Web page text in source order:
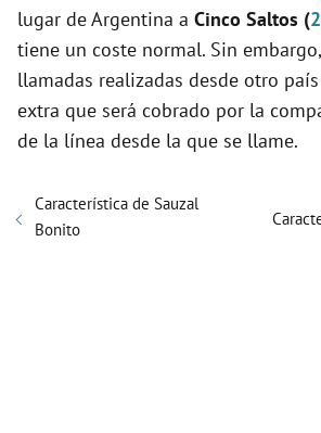
lugar de Argentina a Cinco Saltos (
tiene un coste normal. Sin
llamadas realizadas desde otro
extra que será cobrado por la
de la línea desde la que se llame.
Característica de Sauzal
Bonito